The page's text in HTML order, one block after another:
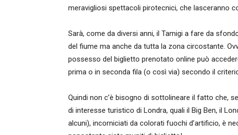
meravigliosi spettacoli pirotecnici, che lasceranno
Sarà, come da diversi anni, il Tamigi a fare da
del fiume ma anche da tutta la zona circostante.
possesso del biglietto prenotato online può
prima o in seconda fila (o così via) secondo il
Quindi non c’è bisogno di sottolineare il fatto che,
di interesse turistico di Londra, quali il Big Ben, il
alcuni), incorniciati da colorati fuochi d’artificio, è